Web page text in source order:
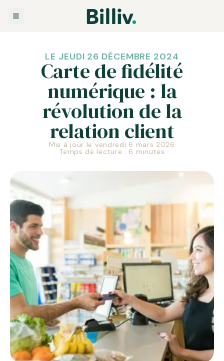
LE JEUDI 26 DÉCEMBRE 2024
Carte de fidélité
numérique : la
révolution de la
relation client
Mis à jour le vendredi 6 mars 2026
Temps de lecture : 6 minutes